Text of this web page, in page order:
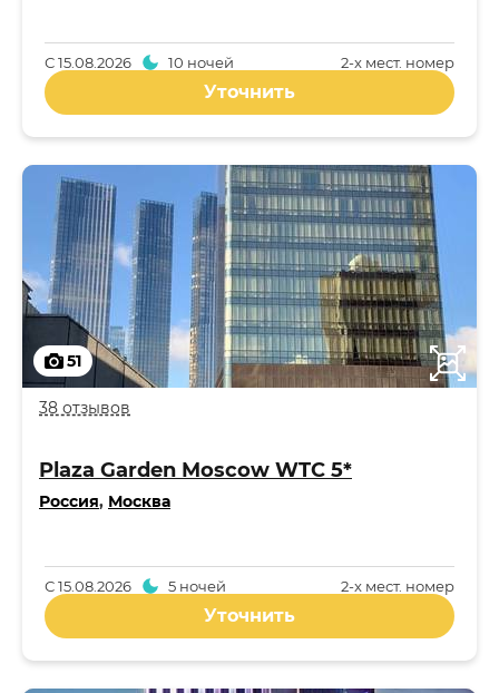
2-x мест. номер
С15.08.2026 10 ночей
Уточнить
51
38 отзывов
Plaza Garden Moscow WTC 5*
Россия, Москва
2-x мест. номер
С15.08.2026 5 ночей
Уточнить